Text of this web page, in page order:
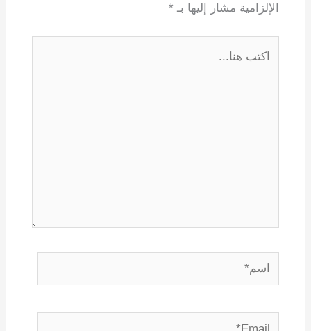
الإلزامية مشار إليها بـ *
اسم*
Email*